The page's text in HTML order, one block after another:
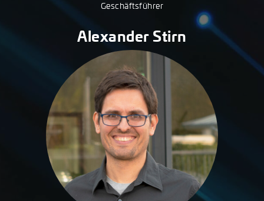
Geschäftsführer
Alexander Stirn